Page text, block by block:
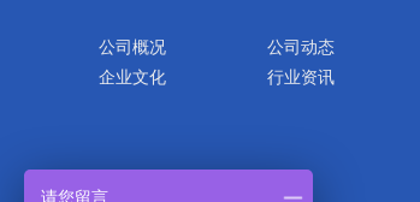
公司概况
企业文化
公司动态
行业资讯
请您留言